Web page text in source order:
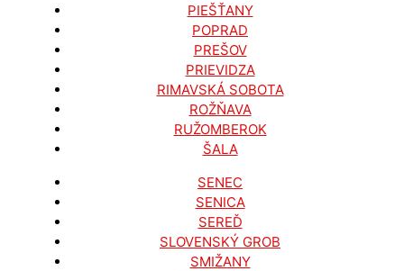
PIEŠŤANY
POPRAD
PREŠOV
PRIEVIDZA
RIMAVSKÁ SOBOTA
ROŽŇAVA
RUŽOMBEROK
ŠALA
SENEC
SENICA
SEREĎ
SLOVENSKÝ GROB
SMIŽANY